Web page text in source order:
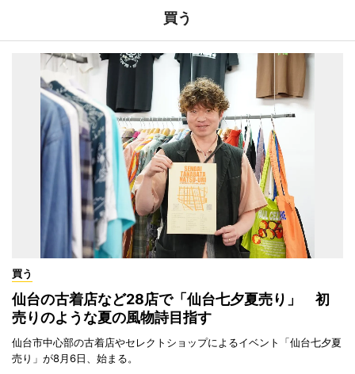
買う
買う
仙台の古着店など28店で「仙台七夕夏売り」 初
売りのような夏の風物詩目指す
仙台市中心部の古着店やセレクトショップによるイベント「仙台七夕夏
売り」が8月6日、始まる。